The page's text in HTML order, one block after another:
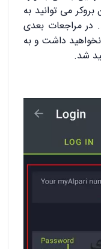
می توانید به
مراجعات بعدی
نخواهید داشت و به
شد.